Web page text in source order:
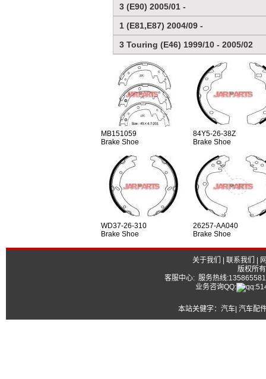
3 (E90) 2005/01 -
1 (E81,E87) 2004/09 -
3 Touring (E46) 1999/10 - 2005/02
MB151059
Brake Shoe
84Y5-26-38Z
Brake Shoe
WD37-26-310
Brake Shoe
26257-AA040
Brake Shoe
关于我们 联系我们
版权所
客服中心: 服务热线
业务咨询QQ:
本站关健字： 汽车| 汽车配